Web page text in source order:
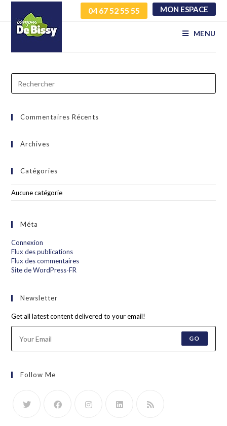
04 67 52 55 55 MON ESPACE
MENU
hxwyelhvol myhxurdmiy
Commentaires Récents
Archives
Catégories
Aucune catégorie
Méta
Connexion
Flux des publications
Flux des commentaires
Site de WordPress-FR
Newsletter
Get all latest content delivered to your email!
GO
Follow Me